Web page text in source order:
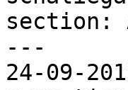
section:
---
24-09-